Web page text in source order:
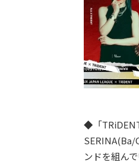
◆「
SERINA(Ba/
ンドを組ん